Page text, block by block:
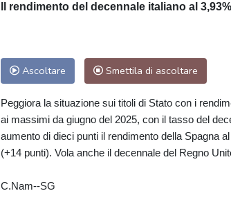
Il rendimento del decennale italiano al 3,93%
Ascoltare Smettila di ascoltare
Peggiora la situazione sui titoli di Stato con i
ai massimi da giugno del 2025, con il tasso del
aumento di dieci punti il rendimento della Spagna
(+14 punti). Vola anche il decennale del Regno
C.Nam--SG